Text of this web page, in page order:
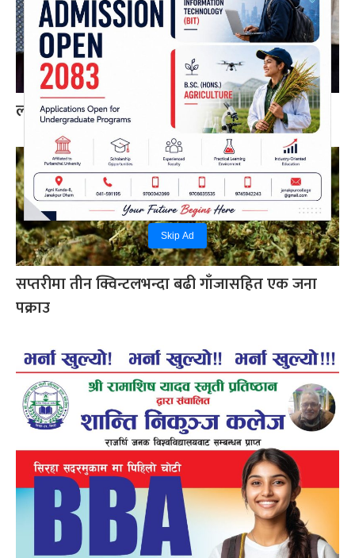
Skip Ad
लागुऔषध र प्रतिबन्धित औषधिसहित दुई जना पक्राउ
सप्तरीमा तीन क्विन्टलभन्दा बढी गाँजासहित एक जना
पक्राउ